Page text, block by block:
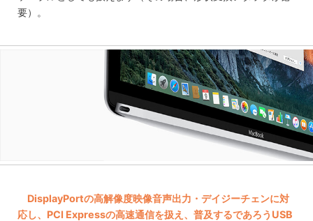
要）。
DisplayPortの高解像度映像音声出力・デイジーチェンに対
応し、PCI Expressの高速通信を扱え、普及するであろうUSB